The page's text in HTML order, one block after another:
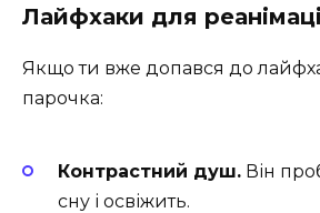
Лайфхаки для
Якщо ти вже допався до
парочка:
Контрастний душ. Він
сну і освіжить.